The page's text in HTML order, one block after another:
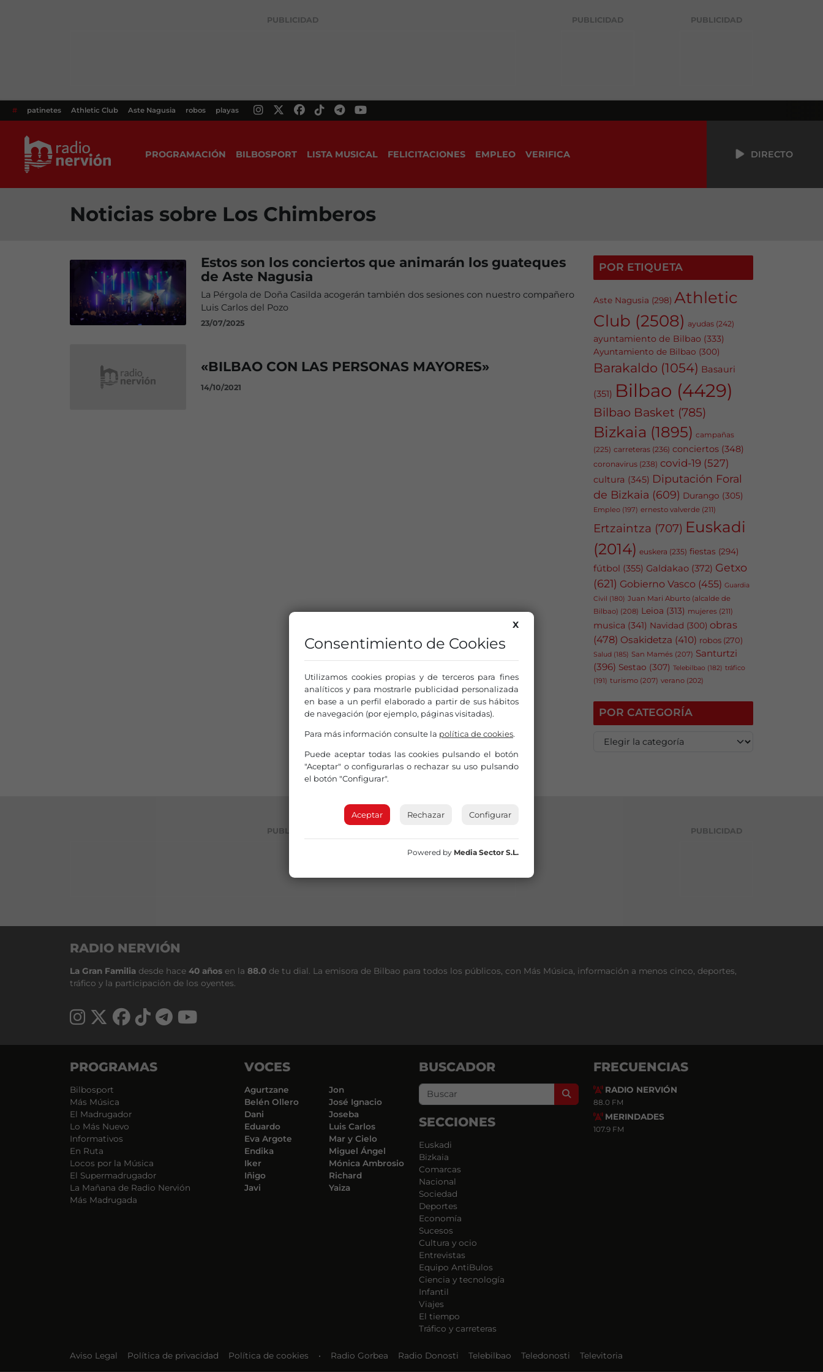
PUBLICIDAD PUBLICIDAD PUBLICIDAD
# patinetes Athletic Club Aste Nagusia robos playas
PROGRAMACIÓN BILBOSPORT LISTA MUSICAL FELICITACIONES EMPLEO VERIFICA DIRECTO
Noticias sobre Los Chimberos
Estos son los conciertos que animarán los guateques
de Aste Nagusia
La Pérgola de Doña Casilda acogerán también dos sesiones con nuestro compañero
Luis Carlos del Pozo
23/07/2025
«BILBAO CON LAS PERSONAS MAYORES»
14/10/2021
POR ETIQUETA
Aste Nagusia (298) Athletic
Club (2508) ayudas (242)
ayuntamiento de Bilbao (333)
Ayuntamiento de Bilbao (300)
Barakaldo (1054) Basauri
(351) Bilbao (4429)
Bilbao Basket (785)
Bizkaia (1895) campañas
(225) carreteras (236) conciertos (348)
coronavirus (238) covid-19 (527)
cultura (345) Diputación Foral
de Bizkaia (609) Durango (305)
Empleo (197) ernesto valverde (211)
Ertzaintza (707) Euskadi
(2014) euskera (235) fiestas (294)
fútbol (355) Galdakao (372) Getxo
(621) Gobierno Vasco (455) Guardia
Civil (180) Juan Mari Aburto (alcalde de
Bilbao) (208) Leioa (313) mujeres (211)
musica (341) Navidad (300) obras
(478) Osakidetza (410) robos (270)
Salud (185) San Mamés (207) Santurtzi
(396) Sestao (307) Telebilbao (182) tráfico
(191) turismo (207) verano (202)
POR CATEGORÍA
PUBLICIDAD PUBLICIDAD
RADIO NERVIÓN
La Gran Familia desde hace 40 años en la 88.0 de tu dial. La emisora de Bilbao para todos los públicos, con Más Música, información a menos cinco, deportes,
tráfico y la participación de los oyentes.
PROGRAMAS
Bilbosport
Más Música
El Madrugador
Lo Más Nuevo
Informativos
En Ruta
Locos por la Música
El Supermadrugador
La Mañana de Radio Nervión
Más Madrugada
VOCES
Agurtzane
Belén Ollero
Dani
Eduardo
Eva Argote
Endika
Iker
Iñigo
Javi
Jon
José Ignacio
Joseba
Luis Carlos
Mar y Cielo
Miguel Ángel
Mónica Ambrosio
Richard
Yaiza
BUSCADOR
Search
SECCIONES
Euskadi
Bizkaia
Comarcas
Nacional
Sociedad
Deportes
Economía
Sucesos
Cultura y ocio
Entrevistas
Equipo AntiBulos
Ciencia y tecnología
Infantil
Viajes
El tiempo
Tráfico y carreteras
FRECUENCIAS
RADIO NERVIÓN
88.0 FM
MERINDADES
107.9 FM
Aviso Legal Política de privacidad Política de cookies • Radio Gorbea Radio Donosti Telebilbao Teledonosti Televitoria
X
Consentimiento de Cookies
Utilizamos cookies propias y de terceros para fines
analíticos y para mostrarle publicidad personalizada
en base a un perfil elaborado a partir de sus hábitos
de navegación (por ejemplo, páginas visitadas).
Para más información consulte la política de cookies.
Puede aceptar todas las cookies pulsando el botón
"Aceptar" o configurarlas o rechazar su uso pulsando
el botón "Configurar".
Aceptar Rechazar Configurar
Powered by Media Sector S.L.